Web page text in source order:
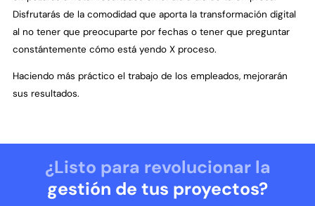
Disfrutarás de la comodidad que aporta la transformación digital
al no tener que preocuparte por fechas o tener que preguntar
constántemente cómo está yendo X proceso.
Haciendo más práctico el trabajo de los empleados, mejorarán
sus resultados.
¿Listo para revolucionar la
gestión de tus proyectos?